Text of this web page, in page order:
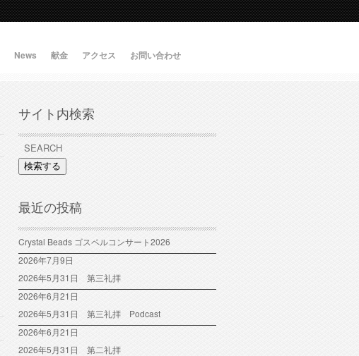
News 献金 アクセス お問い合わせ
サイト内検索
検索する
最近の投稿
Crystal Beads ゴスペルコンサート2026
2026年7月9日
2026年5月31日 第三礼拝
2026年6月21日
2026年5月31日 第三礼拝 Podcast
2026年6月21日
2026年5月31日 第二礼拝